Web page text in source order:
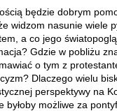
będzie dobrym
widzom nasunie wiele
a co jego
Gdzie w pobliżu
o tym z
Dlaczego wielu
perspektywy na
byłoby możliwe za